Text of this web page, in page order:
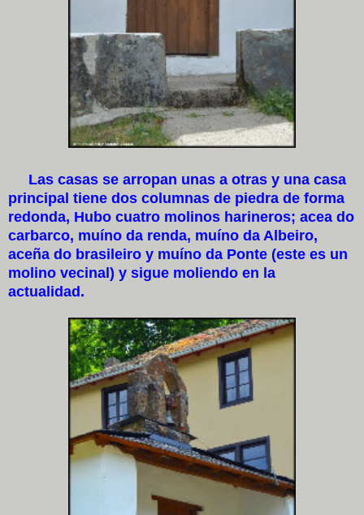
Las casas se arropan unas a otras y una casa
principal tiene dos columnas de piedra de forma
redonda, Hubo cuatro molinos harineros; acea do
carbarco, muíno da renda, muíno da Albeiro,
aceña do brasileiro y muíno da Ponte (este es un
molino vecinal) y sigue moliendo en la
actualidad.